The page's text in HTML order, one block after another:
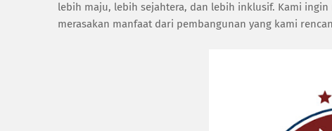
lebih maju, lebih sejahtera, dan lebih inklusif. Kami
merasakan manfaat dari pembangunan yang kami